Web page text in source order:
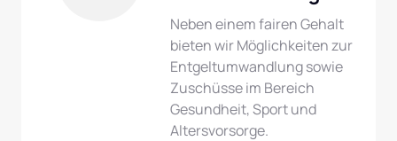
Neben einem fairen Gehalt
bieten wir Möglichkeiten zur
Entgeltumwandlung sowie
Zuschüsse im Bereich
Gesundheit, Sport und
Altersvorsorge.